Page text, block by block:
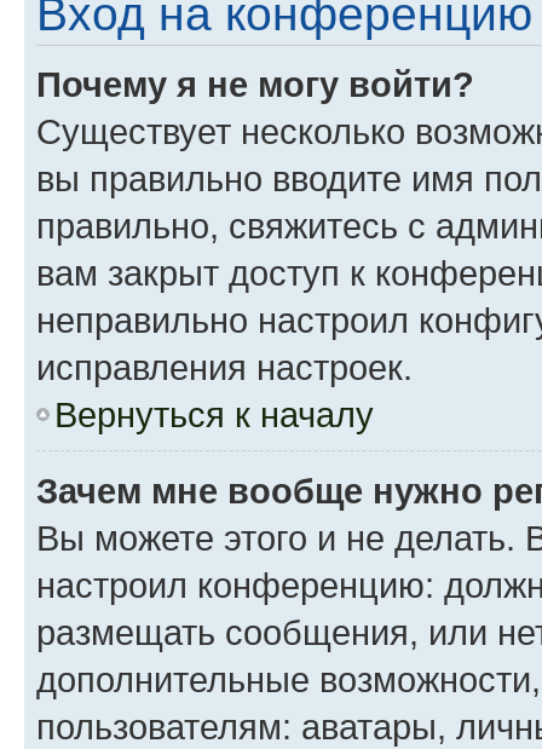
Вход на конференцию
Почему я не могу войти?
Существует несколько
вы правильно вводите имя
правильно, свяжитесь с
вам закрыт доступ к
неправильно настроил
исправления настроек.
Вернуться к началу
Зачем мне вообще нужно
Вы можете этого и не делать.
настроил конференцию:
размещать сообщения, или
дополнительные
пользователям: аватары,